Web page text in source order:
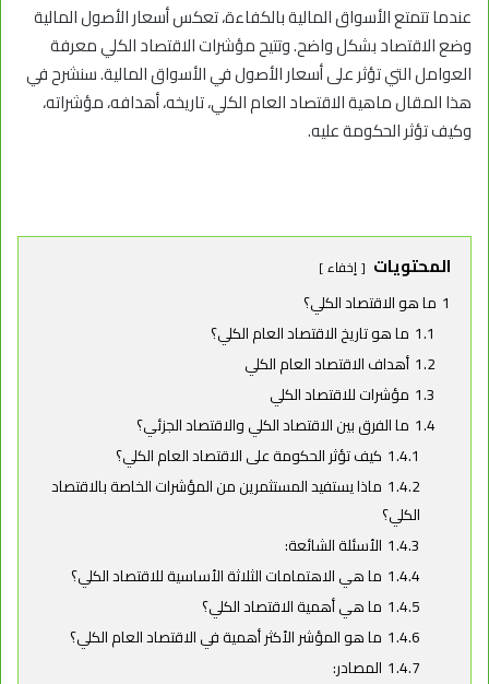
عندما تتمتع الأسواق المالية بالكفاءة، تعكس أسعار الأصول المالية
وضع الاقتصاد بشكل واضح. وتتيح مؤشرات الاقتصاد الكلي معرفة
العوامل التي تؤثر على أسعار الأصول في الأسواق المالية.سنشرح في
هذا المقال ماهية الاقتصاد العام الكلي، تاريخه، أهدافه، مؤشراته،
وكيف تؤثر الحكومة عليه.
المحتويات إخفاء
1 ما هو الاقتصاد الكلي؟
1.1 ما هو تاريخ الاقتصاد العام الكلي؟
1.2 أهداف الاقتصاد العام الكلي
1.3 مؤشرات للاقتصاد الكلي
1.4 ما الفرق بين الاقتصاد الكلي والاقتصاد الجزئي؟
1.4.1 كيف تؤثر الحكومة على الاقتصاد العام الكلي؟
1.4.2 ماذا يستفيد المستثمرين من المؤشرات الخاصة بالاقتصاد
الكلي؟
1.4.3 الأسئلة الشائعة:
1.4.4 ما هي الاهتمامات الثلاثة الأساسية للاقتصاد الكلي؟
1.4.5 ما هي أهمية الاقتصاد الكلي؟
1.4.6 ما هو المؤشر الأكثر أهمية في الاقتصاد العام الكلي؟
1.4.7 المصادر: